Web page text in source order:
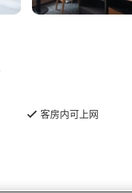
客房内可上网